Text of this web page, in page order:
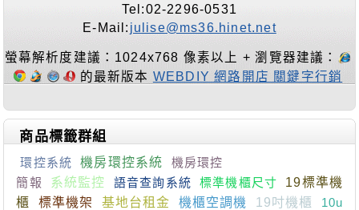
Tel:02-2296-0531
E-Mail: julise@ms36.hinet.net
螢幕解析度建議：1024x768 像素以上 + 瀏覽器建議：
的最新版本 WEBDIY 網路開店 關鍵字行銷
商品標籤群組
環控系統 機房環控系統
機房環控
簡報
系統監控 語音查詢系統 標準機櫃尺寸
19標準機
櫃
標準機架 基地台租金 機櫃空調機 19吋機櫃
10u